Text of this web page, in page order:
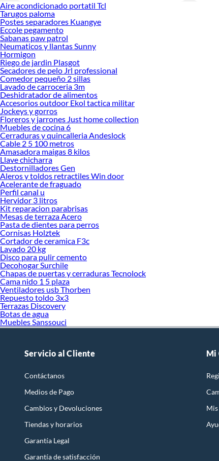
Aire acondicionado portatil Tcl
Tarugos paloma
Postes separadores Kuangye
Eccole pegamento
Sabanas paw patrol
Neumaticos y llantas Sunny
Hormigon
Riego de jardin Plasgot
Secadores de pelo Jrl professional
Comedor pequeño 2 sillas
Lavado de carroceria 3m
Deshidratador de alimentos
Accesorios outdoor Ekol tactica militar
Jockeys y gorros
Floreros y jarrones Just home collection
Muebles de cocina 6
Cerraduras y quincalleria Andeslock
Cable 2 5 100 metros
Amasadora maigas 8 kilos
Llave chicharra
Destornilladores Gen
Aleros y toldos retractiles Win door
Acelerante de fraguado
Perfil canal u
Hervidor 3 litros
Kit reparacion parabrisas
Mesas de terraza Acero
Pasta de dientes para perros
Cornisas Holztek
Cortador de ceramica F3c
Lavado 20 kg
Disco para pulir cemento
Decohogar Surchile
Chapas de puertas y cerraduras Tecnolock
Cama nido 1 5 plaza
Ventiladores usb Thorben
Repuesto toldo 3x3
Terrazas Discovery
Botas de agua
Muebles Sanssouci
Servicio al Cliente
Contáctanos
Medios de Pago
Cambios y Devoluciones
Tiendas y horarios
Garantía Legal
Garantía de satisfacción
Mi